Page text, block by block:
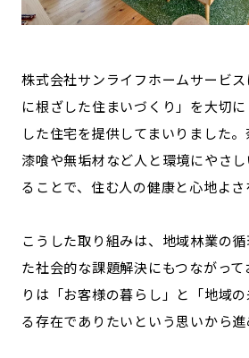
お問い合わせ 会社概要
株式会社サンライフホームサービ
に根ざした住まいづくり」を大切
した住宅を提供してまいりました。
漆喰や無垢材など人と環境にやさ
ることで、住む人の健康と心地よさ
こうした取り組みは、地域林業の
た社会的な課題解決にもつながって
りは「お客様の暮らし」と「地域
る存在でありたいという思いから進